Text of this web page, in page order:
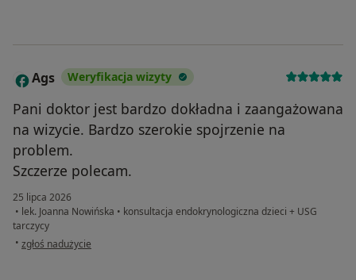
A Ags Weryfikacja wizyty
Pani doktor jest bardzo dokładna i zaangażowana
na wizycie. Bardzo szerokie spojrzenie na
problem.
Szczerze polecam.
25 lipca 2026
• lek. Joanna Nowińska • konsultacja endokrynologiczna dzieci + USG
tarczycy
• w opinii użytkownika Ags
zgłoś nadużycie